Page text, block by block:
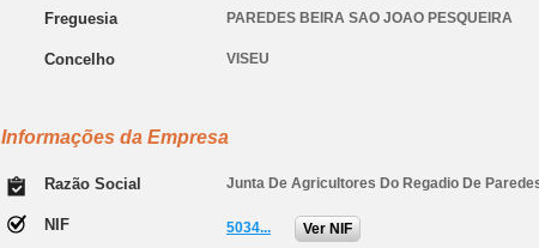
Freguesia PAREDES BEIRA SAO JOAO PESQUEIRA
Concelho VISEU
Informações da Empresa
Razão Social Junta De Agricultores Do Regadio De
NIF 5034... Ver NIF